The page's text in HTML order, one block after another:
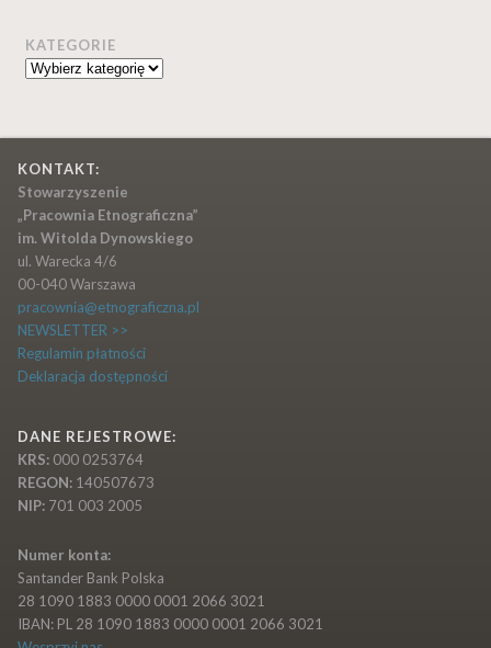
KATEGORIE
Kategorie
KONTAKT:
Stowarzyszenie
„Pracownia Etnograficzna”
im. Witolda Dynowskiego
ul. Warecka 4/6
00-040 Warszawa
pracownia@etnograficzna.pl
NEWSLETTER >>
Regulamin płatności
Deklaracja dostępności
DANE REJESTROWE:
KRS:000 0253764
REGON:140507673
NIP:701 003 2005
Numer konta:
Santander Bank Polska
28 1090 1883 0000 0001 2066 3021
IBAN: PL 28 1090 1883 0000 0001 2066 3021